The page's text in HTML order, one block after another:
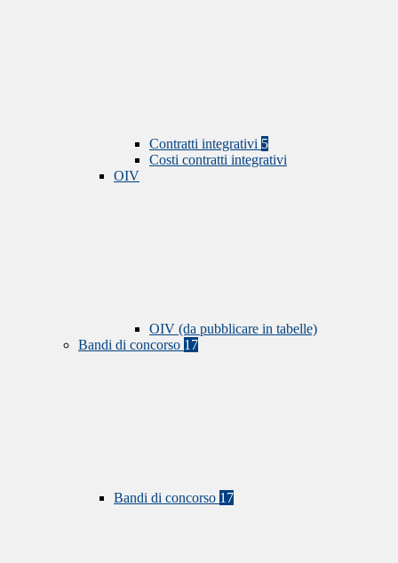
Contratti integrativi 5
Costi contratti integrativi
OIV
OIV (da pubblicare in tabelle)
Bandi di concorso 17
Bandi di concorso 17